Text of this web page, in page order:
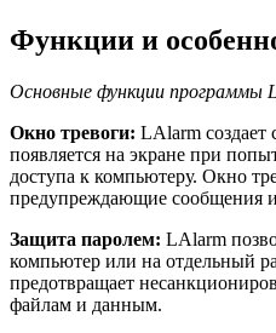
Функции и
Основные функции программы
Окно тревоги: LAlarm создает
появляется на экране при
доступа к компьютеру. Окно
предупреждающие сообщения
Защита паролем: LAlarm
компьютер или на отдельный
предотвращает
файлам и данным.